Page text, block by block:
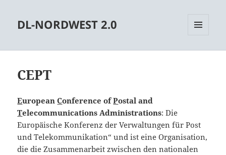
DL-NORDWEST 2.0
CEPT
EuropeanConference ofPostal and
Telecommunications Administrations: Die
Europäische Konferenz der Verwaltungen für Post
und Telekommunikation“ und ist eine Organisation,
die die Zusammenarbeit zwischen den nationalen